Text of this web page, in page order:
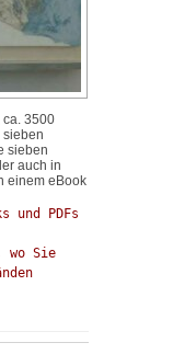
ca. 3500
sieben
sieben
auch in
einem eBook
und PDFs
wo Sie